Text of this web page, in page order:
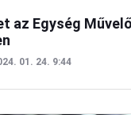
az Egység
01. 24. 9:44